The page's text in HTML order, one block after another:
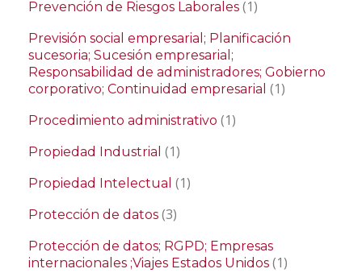
Prevención de Riesgos Laborales (1)
Previsión social empresarial; Planificación
sucesoria; Sucesión empresarial;
Responsabilidad de administradores; Gobierno
corporativo; Continuidad empresarial (1)
Procedimiento administrativo (1)
Propiedad Industrial (1)
Propiedad Intelectual (1)
Protección de datos (3)
Protección de datos; RGPD; Empresas
internacionales ;Viajes Estados Unidos (1)